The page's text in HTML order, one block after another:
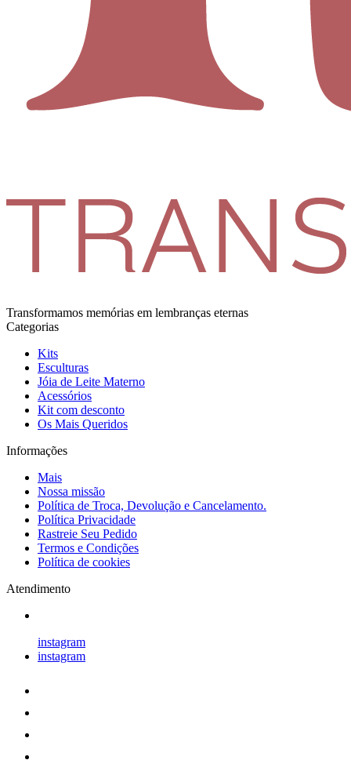
Transformamos memórias em lembranças eternas
Categorias
Kits
Esculturas
Jóia de Leite Materno
Acessórios
Kit com desconto
Os Mais Queridos
Informações
Mais
Nossa missão
Política de Troca, Devolução e Cancelamento.
Política Privacidade
Rastreie Seu Pedido
Termos e Condições
Política de cookies
Atendimento
instagram
instagram